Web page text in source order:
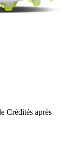
Crédités après